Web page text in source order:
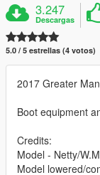
3.247
Descargas
5.0 / 5 estrellas (4 votos)
2017 Greater
Boot equipment
Credits:
Model - Netty/
Model lowered/